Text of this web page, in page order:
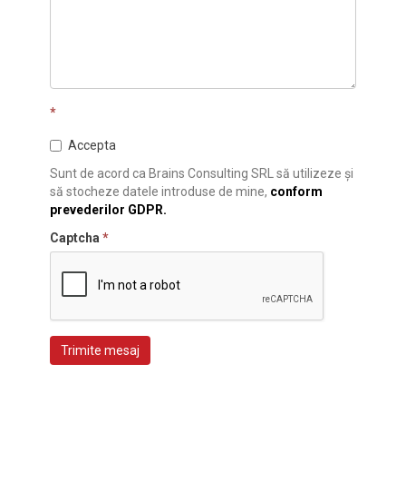
*
Accepta
Sunt de acord ca Brains Consulting SRL să utilizeze și
să stocheze datele introduse de mine, conform
prevederilor GDPR.
Captcha *
Trimite mesaj